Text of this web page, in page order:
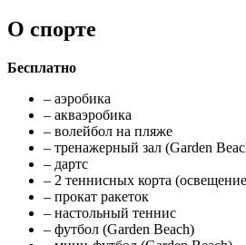
О спорте
Бесплатно
– аэробика
– акваэробика
– волейбол на пляже
– тренажерный зал (Garden
– дартс
– 2 теннисных корта
– прокат ракеток
– настольный теннис
– футбол (Garden Beach)